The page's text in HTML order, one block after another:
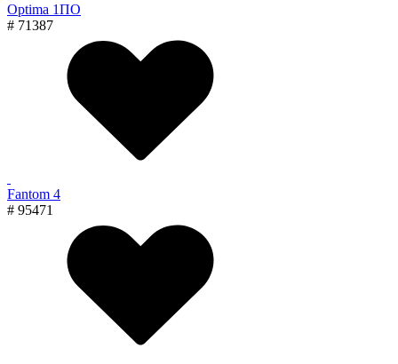
Optima 1ПО
# 71387
Fantom 4
# 95471